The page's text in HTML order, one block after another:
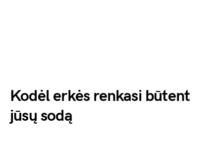
Kodėl erkės renkasi būtent
jūsų sodą